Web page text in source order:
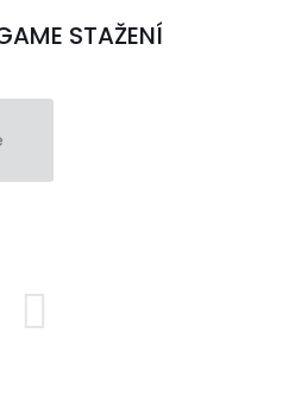
STAŽENÍ